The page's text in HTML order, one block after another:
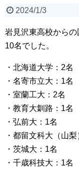
2024/1/3
岩見沢東高校から
10名でした。
・北海道大学：2名
・名寄市立大：1名
・室蘭工大：2名
・教育大釧路：1名
・弘前大：1名
・都留文科大（山
・茨城大：1名
・千歳科技大：1名